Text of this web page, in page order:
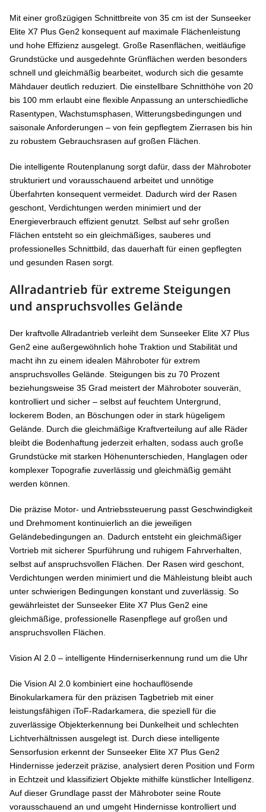
Mit einer großzügigen Schnittbreite von 35 cm ist der Sunseeker
Elite X7 Plus Gen2 konsequent auf maximale Flächenleistung
und hohe Effizienz ausgelegt. Große Rasenflächen, weitläufige
Grundstücke und ausgedehnte Grünflächen werden besonders
schnell und gleichmäßig bearbeitet, wodurch sich die gesamte
Mähdauer deutlich reduziert. Die einstellbare Schnitthöhe von 20
bis 100 mm erlaubt eine flexible Anpassung an unterschiedliche
Rasentypen, Wachstumsphasen, Witterungsbedingungen und
saisonale Anforderungen – von fein gepflegtem Zierrasen bis hin
zu robustem Gebrauchsrasen auf großen Flächen.
Die intelligente Routenplanung sorgt dafür, dass der Mähroboter
strukturiert und vorausschauend arbeitet und unnötige
Überfahrten konsequent vermeidet. Dadurch wird der Rasen
geschont, Verdichtungen werden minimiert und der
Energieverbrauch effizient genutzt. Selbst auf sehr großen
Flächen entsteht so ein gleichmäßiges, sauberes und
professionelles Schnittbild, das dauerhaft für einen gepflegten
und gesunden Rasen sorgt.
Allradantrieb für extreme Steigungen
und anspruchsvolles Gelände
Der kraftvolle Allradantrieb verleiht dem Sunseeker Elite X7 Plus
Gen2 eine außergewöhnlich hohe Traktion und Stabilität und
macht ihn zu einem idealen Mähroboter für extrem
anspruchsvolles Gelände. Steigungen bis zu 70 Prozent
beziehungsweise 35 Grad meistert der Mähroboter souverän,
kontrolliert und sicher – selbst auf feuchtem Untergrund,
lockerem Boden, an Böschungen oder in stark hügeligem
Gelände. Durch die gleichmäßige Kraftverteilung auf alle Räder
bleibt die Bodenhaftung jederzeit erhalten, sodass auch große
Grundstücke mit starken Höhenunterschieden, Hanglagen oder
komplexer Topografie zuverlässig und gleichmäßig gemäht
werden können.
Die präzise Motor- und Antriebssteuerung passt Geschwindigkeit
und Drehmoment kontinuierlich an die jeweiligen
Geländebedingungen an. Dadurch entsteht ein gleichmäßiger
Vortrieb mit sicherer Spurführung und ruhigem Fahrverhalten,
selbst auf anspruchsvollen Flächen. Der Rasen wird geschont,
Verdichtungen werden minimiert und die Mähleistung bleibt auch
unter schwierigen Bedingungen konstant und zuverlässig. So
gewährleistet der Sunseeker Elite X7 Plus Gen2 eine
gleichmäßige, professionelle Rasenpflege auf großen und
anspruchsvollen Flächen.
Vision AI 2.0 – intelligente Hinderniserkennung rund um die Uhr
Die Vision AI 2.0 kombiniert eine hochauflösende
Binokularkamera für den präzisen Tagbetrieb mit einer
leistungsfähigen iToF-Radarkamera, die speziell für die
zuverlässige Objekterkennung bei Dunkelheit und schlechten
Lichtverhältnissen ausgelegt ist. Durch diese intelligente
Sensorfusion erkennt der Sunseeker Elite X7 Plus Gen2
Hindernisse jederzeit präzise, analysiert deren Position und Form
in Echtzeit und klassifiziert Objekte mithilfe künstlicher Intelligenz.
Auf dieser Grundlage passt der Mähroboter seine Route
vorausschauend an und umgeht Hindernisse kontrolliert und